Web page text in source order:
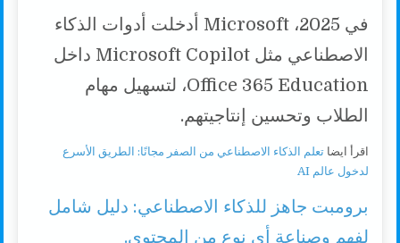
في 2025، Microsoft أدخلت أدوات الذكاء
الاصطناعي مثل Microsoft Copilot داخل
Office 365 Education، لتسهيل مهام
الطلاب وتحسين إنتاجيتهم.
اقرأ ايضاتعلم الذكاء الاصطناعي من الصفر مجانًا: الطريق الأسرع
لدخول عالم AI
برومبت جاهز للذكاء الاصطناعي: دليل شامل
لفهم وصناعة أي نوع من المحتوى.